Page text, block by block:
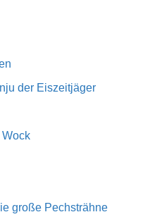
der Eiszeitjäger
Wock
große Pechsträhne